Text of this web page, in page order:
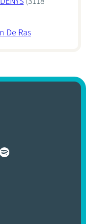
De Ras